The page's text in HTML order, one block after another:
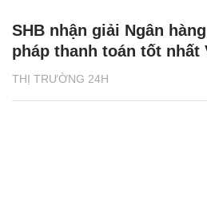
THỊ TRƯỜNG 24H
SHB nhận giải Ngân
pháp thanh toán tốt nhất